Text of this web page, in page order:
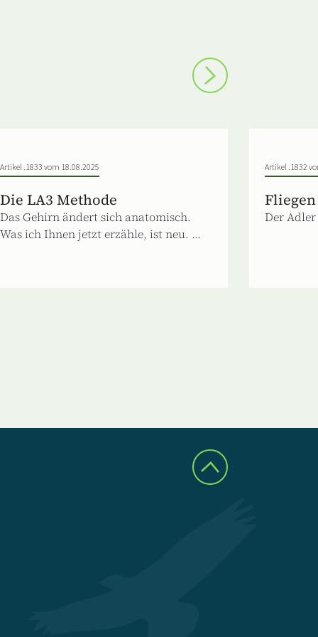
Artikel .1833 vom 18.08.2025
Die LA3 Methode
Das Gehirn ändert sich anatomisch.
Was ich Ihnen jetzt erzähle, ist neu. ...
Artikel .1832
Der